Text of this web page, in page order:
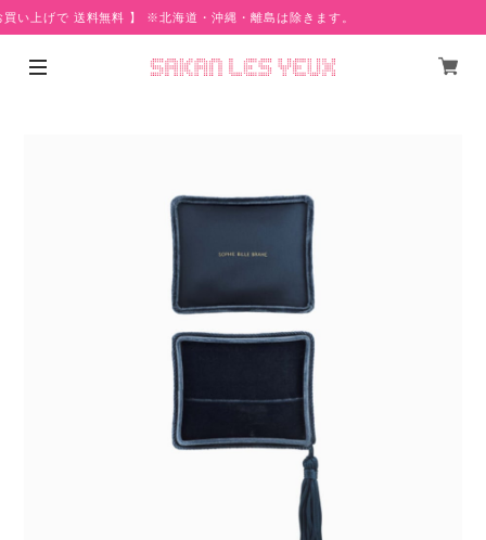
上げで 送料無料 】 ※北海道・沖縄・離島は除きます。